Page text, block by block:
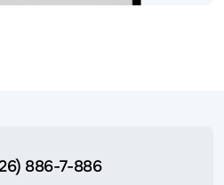
886-7-886